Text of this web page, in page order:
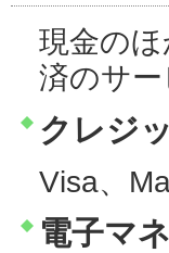
現金の
済のサ
クレジ
Visa、
電子マ